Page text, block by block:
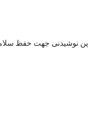
نوشیدنی جهت حفظ